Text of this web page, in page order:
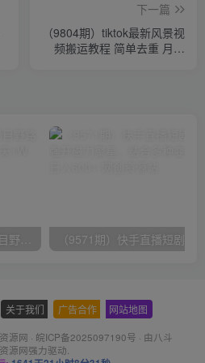
下一篇
（9804期）tiktok最新风景视
频搬运教程 简单去重 月入
（10150期）2024高考项目野路子玩法，无限裂变，最高一天1W＋！
关于我们 广告合作 网站地图
源网 · 皖ICP备2025097190号 · 由八斗
源网强力驱动.